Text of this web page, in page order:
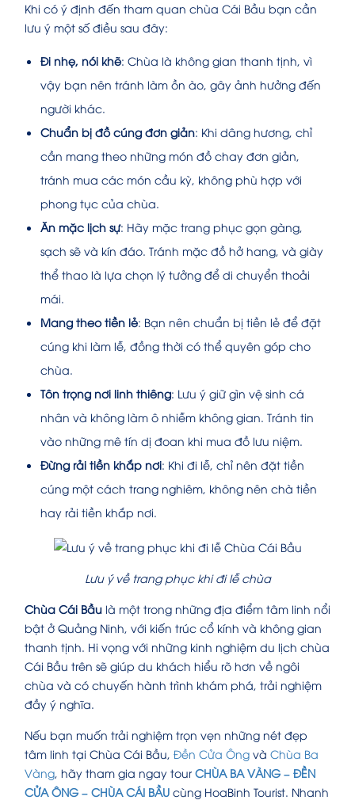
Khi có ý định đến tham quan chùa Cái Bầu bạn cần
lưu ý một số điều sau đây:
Đi nhẹ, nói khẽ: Chùa là không gian thanh tịnh, vì
vậy bạn nên tránh làm ồn ào, gây ảnh hưởng đến
người khác.
Chuẩn bị đồ cúng đơn giản: Khi dâng hương, chỉ
cần mang theo những món đồ chay đơn giản,
tránh mua các món cầu kỳ, không phù hợp với
phong tục của chùa.
Ăn mặc lịch sự: Hãy mặc trang phục gọn gàng,
sạch sẽ và kín đáo. Tránh mặc đồ hở hang, và giày
thể thao là lựa chọn lý tưởng để di chuyển thoải
mái.
Mang theo tiền lẻ: Bạn nên chuẩn bị tiền lẻ để đặt
cúng khi làm lễ, đồng thời có thể quyên góp cho
chùa.
Tôn trọng nơi linh thiêng: Lưu ý giữ gìn vệ sinh cá
nhân và không làm ô nhiễm không gian. Tránh tin
vào những mê tín dị đoan khi mua đồ lưu niệm.
Đừng rải tiền khắp nơi: Khi đi lễ, chỉ nên đặt tiền
cúng một cách trang nghiêm, không nên chà tiền
hay rải tiền khắp nơi.
Lưu ý về trang phục khi đi lễ chùa
Chùa Cái Bầu là một trong những địa điểm tâm linh nổi
bật ở Quảng Ninh, với kiến trúc cổ kính và không gian
thanh tịnh. Hi vọng với những kinh nghiệm du lịch chùa
Cái Bầu trên sẽ giúp du khách hiểu rõ hơn về ngôi
chùa và có chuyến hành trình khám phá, trải nghiệm
đầy ý nghĩa.
Nếu bạn muốn trải nghiệm trọn vẹn những nét đẹp
tâm linh tại Chùa Cái Bầu, Đền Cửa Ông và Chùa Ba
Vàng, hãy tham gia ngay tour CHÙA BA VÀNG – ĐỀN
CỬA ÔNG – CHÙA CÁI BẦU cùng HoaBinh Tourist. Nhanh